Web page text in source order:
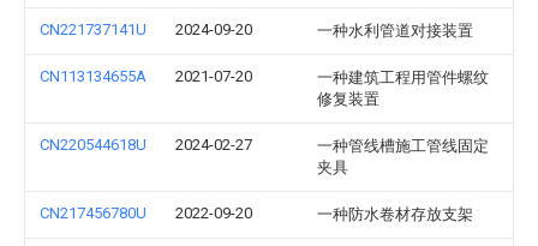
CN221737141U 2024-09-20 一种水利管道对接装置
CN113134655A 2021-07-20
一种建筑工程用管件螺纹
修复装置
CN220544618U 2024-02-27
一种管线槽施工管线固定
夹具
CN217456780U 2022-09-20 一种防水卷材存放支架